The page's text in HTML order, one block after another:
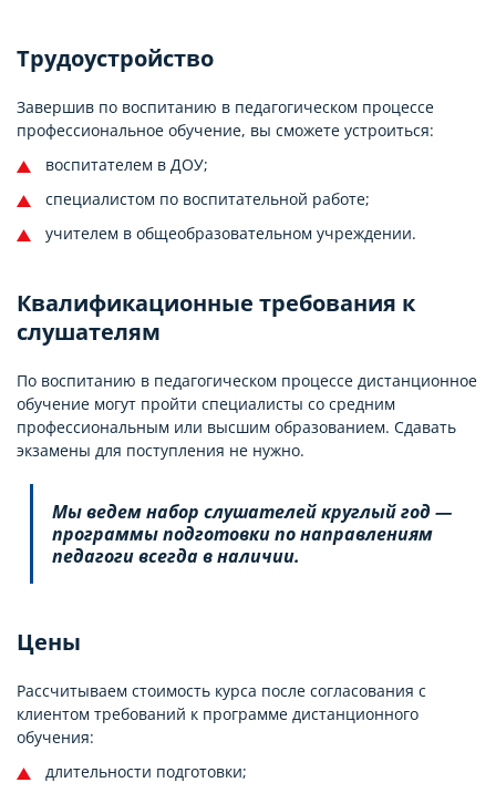
Трудоустройство
Завершив по воспитанию в педагогическом процессе
профессиональное обучение, вы сможете устроиться:
воспитателем в ДОУ;
специалистом по воспитательной работе;
учителем в общеобразовательном учреждении.
Квалификационные требования к
слушателям
По воспитанию в педагогическом процессе дистанционное
обучение могут пройти специалисты со средним
профессиональным или высшим образованием. Сдавать
экзамены для поступления не нужно.
Мы ведем набор слушателей круглый год —
программы подготовки по направлениям
педагоги всегда в наличии.
Цены
Рассчитываем стоимость курса после согласования с
клиентом требований к программе дистанционного
обучения:
длительности подготовки;